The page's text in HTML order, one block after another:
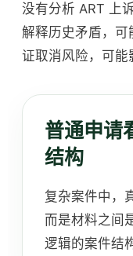
没有分析 ART 上
解释历史矛盾，
证取消风险，可能
普通申请
结构
复杂案件中，
而是材料之间
逻辑的案件结